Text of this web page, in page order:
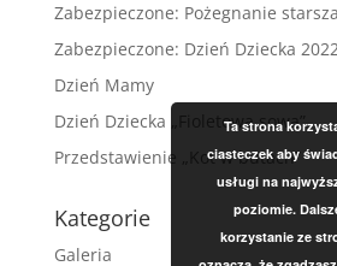
Zabezpieczone: Pożegnanie
Zabezpieczone: Dzień Dziecka
Dzień Mamy
Dzień Dziecka „Fioletowa sowa”
Przedstawienie „Kot w butach”
Kategorie
Galeria
Ta strona
ciasteczek aby
usługi na
poziomie.
korzystanie ze